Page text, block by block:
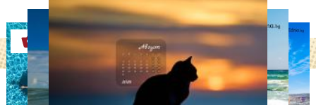
Оферти
СВОБОДНО ВРЕМЕ